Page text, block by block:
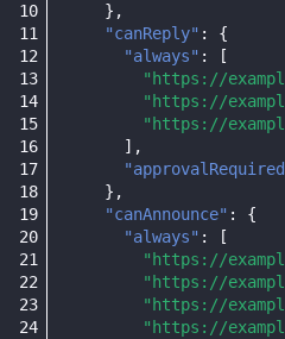
},
"canReply" :
{
"always" :
[
"https://
"https://
"https://
],
},
"canAnnounce" :
{
"always" :
[
"https://
"https://
"https://
"https://